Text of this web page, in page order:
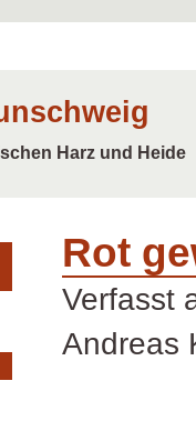
Harz und Heide
Rot
Verfasst
Andreas